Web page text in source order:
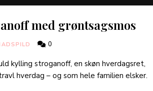
med grøntsagsmos
0
kylling stroganoff, en skøn hverdagsret,
hverdag – og som hele familien elsker.